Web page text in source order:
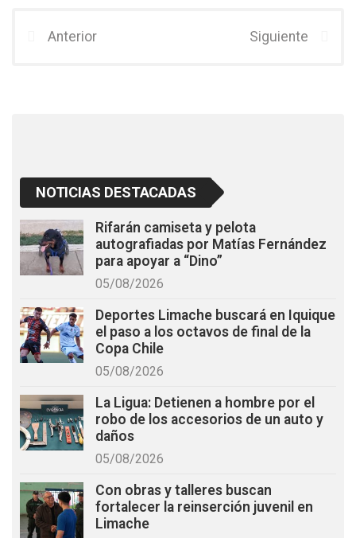
b
er
Anterior Siguiente
NOTICIAS DESTACADAS
Rifarán camiseta y pelota
autografiadas por Matías Fernández
para apoyar a “Dino”
05/08/2026
Deportes Limache buscará en Iquique
el paso a los octavos de final de la
Copa Chile
05/08/2026
La Ligua: Detienen a hombre por el
robo de los accesorios de un auto y
daños
05/08/2026
Con obras y talleres buscan
fortalecer la reinserción juvenil en
Limache